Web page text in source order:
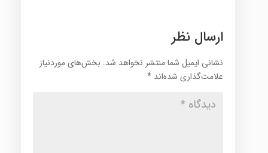
ارسال نظر
نشانی ایمیل شما منتشر نخواهد شد. بخش‌های موردنیاز
علامت‌گذاری شده‌اند *